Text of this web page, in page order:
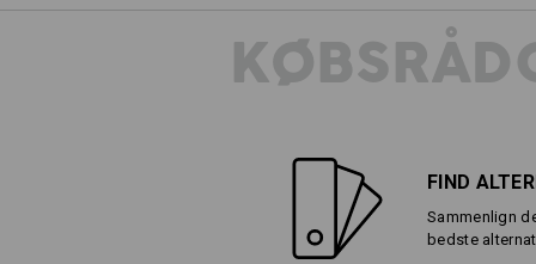
Elastisk og behagelig:
sørger for en god pasform
FIND
Sammenlign
bedste